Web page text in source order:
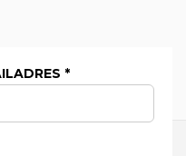
*VEREIST